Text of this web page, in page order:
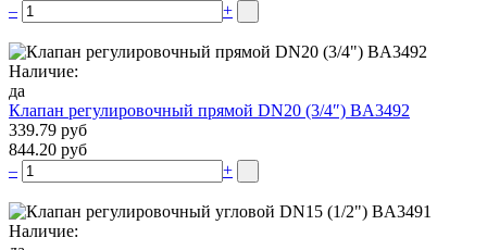
–
+
Наличие:
да
Клапан регулировочный прямой DN20 (3/4″) BA3492
339.79 руб
844.20 руб
–
+
Наличие: